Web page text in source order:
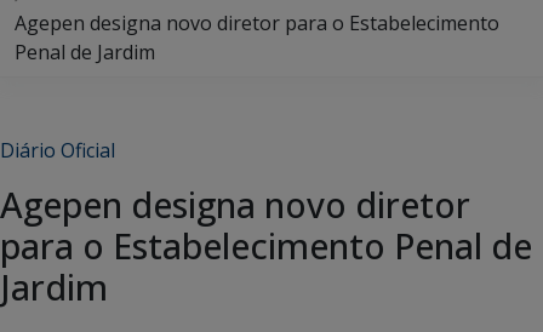
Agepen designa novo diretor para o Estabelecimento
Penal de Jardim
Diário Oficial
Agepen designa novo diretor
para o Estabelecimento Penal de
Jardim